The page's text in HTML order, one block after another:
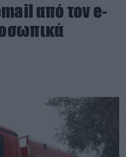
από τον e-